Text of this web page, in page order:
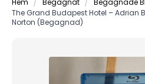
The Grand Budapest Hotel – Adrian
Norton (Begagnad)